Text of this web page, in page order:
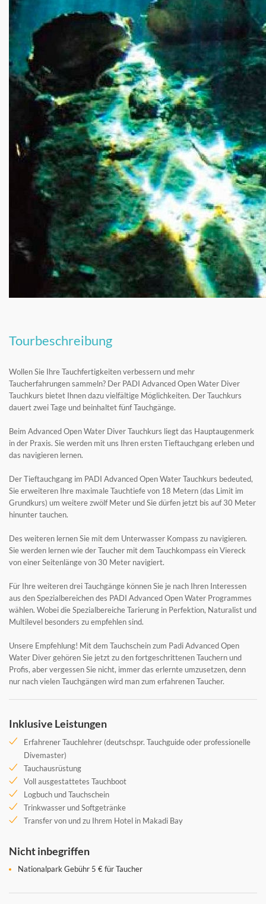
Tourbeschreibung
Wollen Sie Ihre Tauchfertigkeiten verbessern und mehr
Taucherfahrungen sammeln? Der PADI Advanced Open Water Diver
Tauchkurs bietet Ihnen dazu vielfältige Möglichkeiten. Der Tauchkurs
dauert zwei Tage und beinhaltet fünf Tauchgänge.
Beim Advanced Open Water Diver Tauchkurs liegt das Hauptaugenmerk
in der Praxis. Sie werden mit uns Ihren ersten Tieftauchgang erleben und
das navigieren lernen.
Der Tieftauchgang im PADI Advanced Open Water Tauchkurs bedeuted,
Sie erweiteren Ihre maximale Tauchtiefe von 18 Metern (das Limit im
Grundkurs) um weitere zwölf Meter und Sie dürfen jetzt bis auf 30 Meter
hinunter tauchen.
Des weiteren lernen Sie mit dem Unterwasser Kompass zu navigieren.
Sie werden lernen wie der Taucher mit dem Tauchkompass ein Viereck
von einer Seitenlänge von 30 Meter navigiert.
Für Ihre weiteren drei Tauchgänge können Sie je nach Ihren Interessen
aus den Spezialbereichen des PADI Advanced Open Water Programmes
wählen. Wobei die Spezialbereiche Tarierung in Perfektion, Naturalist und
Multilevel besonders zu empfehlen sind.
Unsere Empfehlung! Mit dem Tauchschein zum Padi Advanced Open
Water Diver gehören Sie jetzt zu den fortgeschrittenen Tauchern und
Profis, aber vergessen Sie nicht, immer das erlernte umzusetzen, denn
nur nach vielen Tauchgängen wird man zum erfahrenen Taucher.
Inklusive Leistungen
Erfahrener Tauchlehrer (deutschspr. Tauchguide oder professionelle
Divemaster)
Tauchausrüstung
Voll ausgestattetes Tauchboot
Logbuch und Tauchschein
Trinkwasser und Softgetränke
Transfer von und zu Ihrem Hotel in Makadi Bay
Nicht inbegriffen
Nationalpark Gebühr 5 € für Taucher